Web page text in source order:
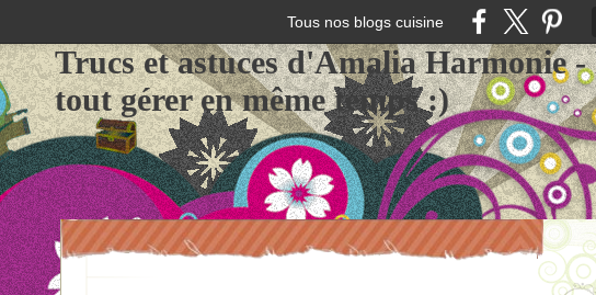
Tous nos blogs cuisine
Trucs et astuces d'Amalia Harmonie -
tout gérer en même temps :)